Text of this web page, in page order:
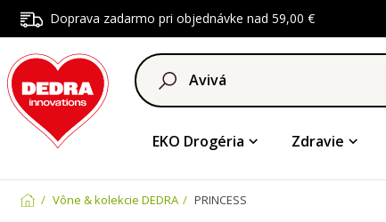
Doprava zadarmo pri objednávke nad 59,00 €
EKO Drogéria Zdravie
Vône & kolekcie DEDRA PRINCESS